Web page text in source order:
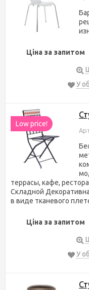
Ціна за запитом
У
Low price!
террасы, кафе,
Складной
в виде тканевого
Ціна за запитом
У